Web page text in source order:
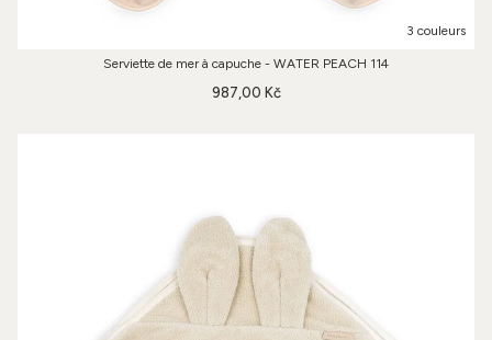
3 couleurs
Serviette de mer à capuche - WATER PEACH 114
987,00 Kč